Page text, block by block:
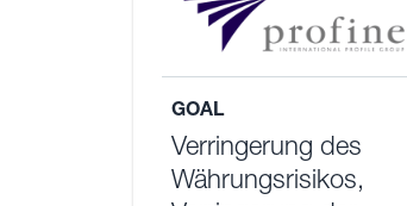
GOAL
Verringerung des
Währungsrisikos,